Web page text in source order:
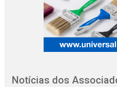
Notícias dos